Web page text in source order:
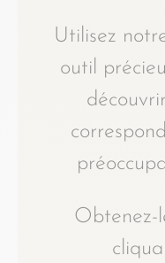
Utilisez
outil
Obtenez-